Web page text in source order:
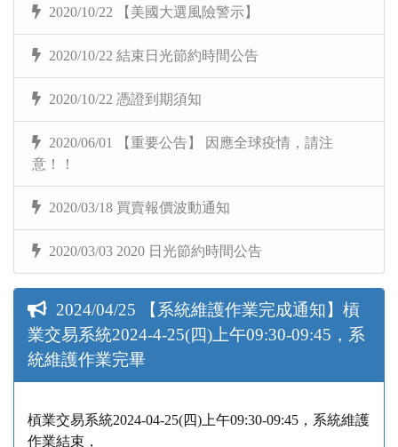
2020/10/22 【美國大選風險警示】
2020/10/22 結束日光節約時間公告
2020/10/22 憑證到期須知
2020/06/01 【重要公告】 因應全球疫情，請注
意！！
2020/03/18 買賣報價波動通知
2020/03/03 2020 日光節約時間公告
2024/04/25 【系統維護作業完成通知】槓
業交易系統2024-4-25(四)上午09:30-09:45，系
統維護作業完畢
槓業交易系統2024-04-25(四)上午09:30-09:45，系統維護
作業結束，